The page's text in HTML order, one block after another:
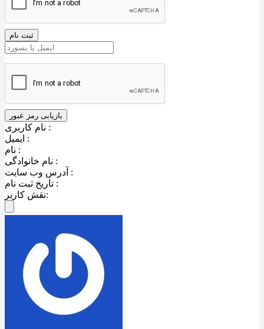
نام کاربری :
ایمیل :
نام :
نام خانوادگی :
آدرس وب سایت :
تاریخ ثبت نام :
نقش کاربر: